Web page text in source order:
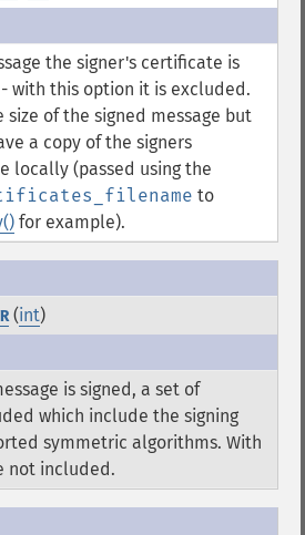
the signer's certificate is
with this option it is excluded.
of the signed message but
a copy of the signers
locally (passed using the
to
for example).
(int)
is signed, a set of
which include the signing
symmetric algorithms. With
not included.